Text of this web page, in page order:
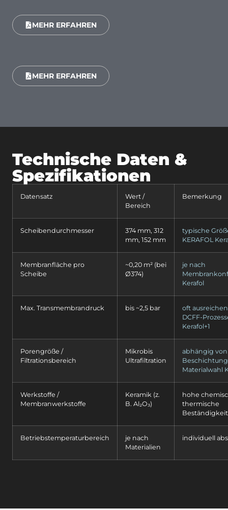
MEHR ERFAHREN
MEHR ERFAHREN
Technische Daten &
Spezifikationen
Datensatz
Wert /
Bereich
Bemerkung
Scheibendurchmesser
374 mm, 312
mm, 152 mm
typische
KERAFOL
Membranfläche pro
Scheibe
~0,20 m² (bei
Ø374)
je nach
Kerafol
Max. Transmembrandruck bis ~2,5 bar
oft
DCFF-
Kerafol+1
Porengröße /
Filtrationsbereich
Mikrobis
Ultrafiltration
abhängig von
Materialwahl
Werkstoffe /
Membranwerkstoffe
Keramik (z.
B. Al₂O₃)
hohe
thermische
Beständigkeit
Betriebstemperaturbereich
je nach
Materialien
individuell